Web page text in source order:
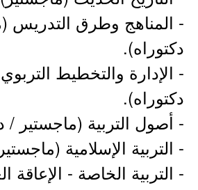
- المناهج وطرق التدريس
دكتوراه).
- الإدارة والتخطيط
دكتوراه).
- أصول التربية (ماجستير /
- التربية الإسلامية
- التربية الخاصة - الإعاقة